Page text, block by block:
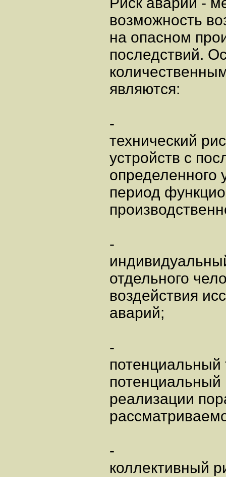
возможность
на опасном
последствий.
являются:
-
технический
устройств с
определенного
период
-
отдельного
воздействия
аварий;
-
потенциальный
потенциальный
реализации
-
коллективный